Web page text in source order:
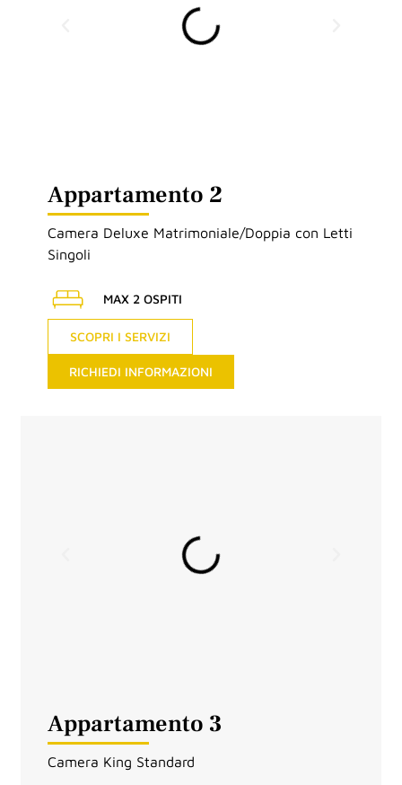
Appartamento 2
Camera Deluxe Matrimoniale/Doppia con Letti
Singoli
MAX 2 OSPITI
SCOPRI I SERVIZI
RICHIEDI INFORMAZIONI
Appartamento 3
Camera King Standard